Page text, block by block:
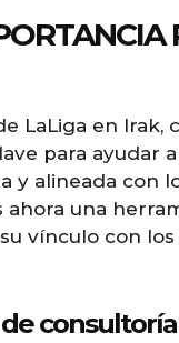
LaLiga en Irak,
para ayudar
y alineada con
una
vínculo con los
consultoría